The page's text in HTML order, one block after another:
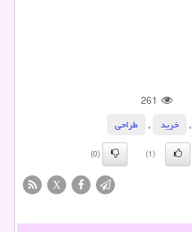
261
, خرید ,
طراحی
(1)
(0)
X